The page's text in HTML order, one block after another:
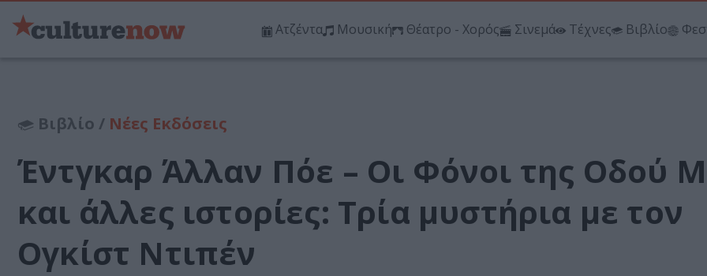
Ατζέντα Μουσική Θέατρο - Χορός Σινεμά Τέχνες Βιβλίο
Βιβλίο / Νέες Εκδόσεις
Έντγκαρ Άλλαν Πόε – Οι Φόνοι της Οδού
και άλλες ιστορίες: Τρία μυστήρια με τον
Ογκίστ Ντιπέν